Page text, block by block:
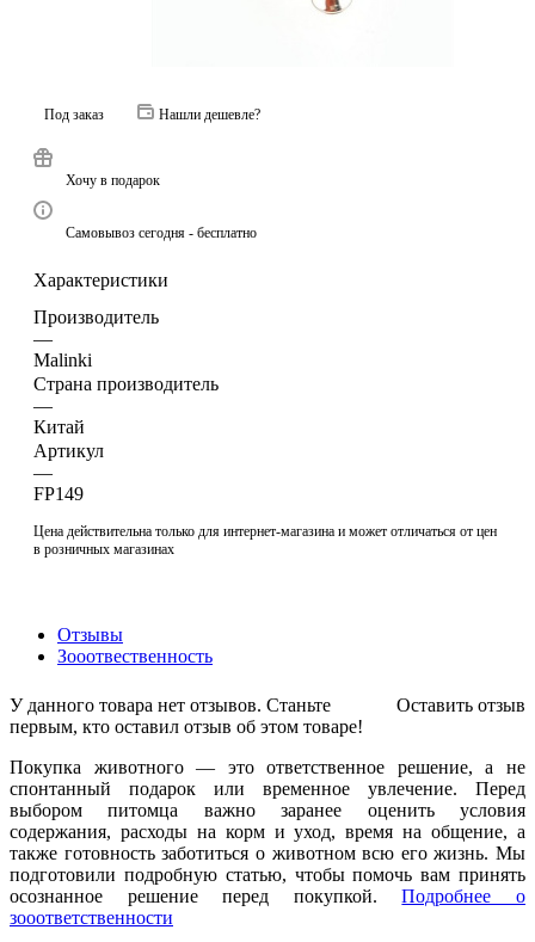
Под заказ Нашли дешевле?
Хочу в подарок
Самовывоз сегодня - бесплатно
Характеристики
Производитель
—
Malinki
Страна производитель
—
Китай
Артикул
—
FP149
Цена действительна только для интернет-магазина и может отличаться от цен
в розничных магазинах
Отзывы
Зооотвественность
Оставить отзыв
У данного товара нет отзывов. Станьте
первым, кто оставил отзыв об этом товаре!
Покупка животного — это ответственное решение, а не
спонтанный подарок или временное увлечение. Перед
выбором питомца важно заранее оценить условия
содержания, расходы на корм и уход, время на общение, а
также готовность заботиться о животном всю его жизнь. Мы
подготовили подробную статью, чтобы помочь вам принять
осознанное решение перед покупкой.Подробнее о
зооответственности